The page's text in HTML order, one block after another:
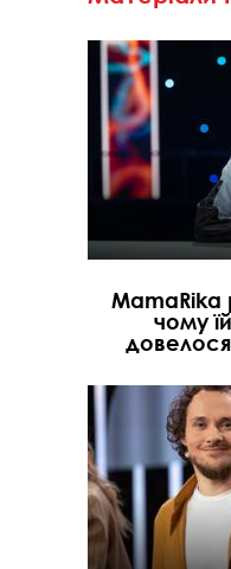
MamaRika
чому